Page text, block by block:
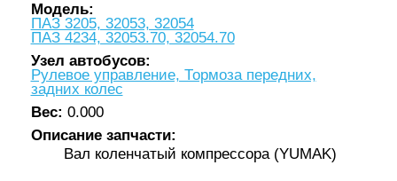
Модель:
ПАЗ 3205, 32053, 32054
ПАЗ 4234, 32053.70, 32054.70
Узел автобусов:
Рулевое управление, Тормоза передних,
задних колес
Вес: 0.000
Описание запчасти:
Вал коленчатый компрессора (YUMAK)